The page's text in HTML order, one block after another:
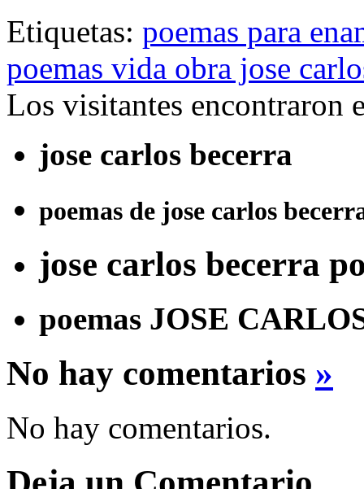
Etiquetas: poemas para
poemas vida obra jose
Los visitantes encontraron
jose carlos becerra
poemas de jose carlos
jose carlos becerra
poemas JOSE
No hay comentarios »
No hay comentarios.